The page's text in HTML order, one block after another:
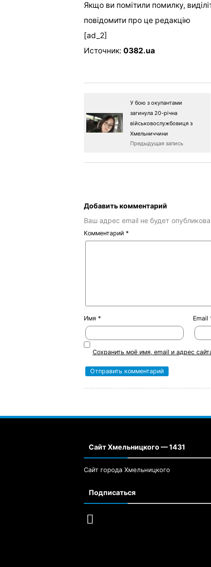
Якщо ви помітили помилку,
повідомити про це редакцію
[ad_2]
Источник: 0382.ua
У бою з окупантами
загинула 20-річна
військовослужбовиця з
Хмельниччини
Предыдущая запись
Добавить комментарий
Ваш адрес email не будет
Комментарий *
Имя * Email
Сохранить моё имя, email и адрес
Сайт Хмельницкого — 1431
Сайт города Хмельницкого
Подписаться